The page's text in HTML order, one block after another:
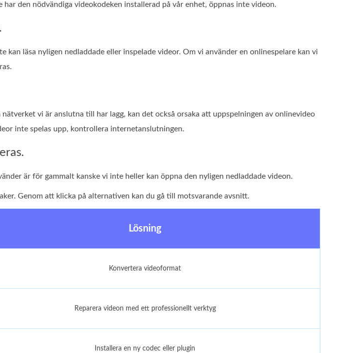
den nödvändiga videokodeken installerad på vår enhet, öppnas inte videon.
kan läsa nyligen nedladdade eller inspelade videor. Om vi använder en onlinespelare kan vi
vi är anslutna till har lagg, kan det också orsaka att uppspelningen av onlinevideo
inte spelas upp, kontrollera internetanslutningen.
är för gammalt kanske vi inte heller kan öppna den nyligen nedladdade videon.
Genom att klicka på alternativen kan du gå till motsvarande avsnitt.
Lösning
Konvertera videoformat
Reparera videon med ett professionellt verktyg
Installera en ny codec eller plugin